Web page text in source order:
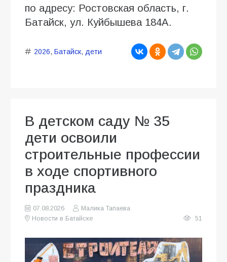
по адресу: Ростовская область, г.
Батайск, ул. Куйбышева 184А.
2026, Батайск, дети
В детском саду № 35
дети освоили
строительные профессии
в ходе спортивного
праздника
07.08.2026
Малика Тапаева
Новости в Батайске
51